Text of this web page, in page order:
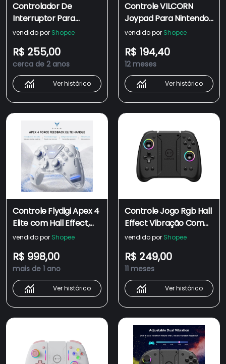
Controlador De
Interruptor Para
Nintendo Com Macro ,
Movimento ,
Alternativa Switch
Joycon
vendido por Shopee
R$ 255,00
cerca de 2 anos
Ver histórico
Controle VILCORN
Joypad Para Nintendo
Switch (L/R)
Con Gamepad/OLED
Joysticks Com
Personalizado
vendido por Shopee
R$ 194,40
12 meses
Ver histórico
Controle Flydigi Apex 4
Elite com Hall Effect,
para Pc, Nintendo
Box, Steam Deck e
Raspberry
vendido por Shopee
R$ 998,00
mais de 1 ano
Ver histórico
Controle Jogo Rgb Hall
Effect Vibração Com
hall rocker Para
/ switch Lite
vendido por Shopee
R$ 249,00
11 meses
Ver histórico